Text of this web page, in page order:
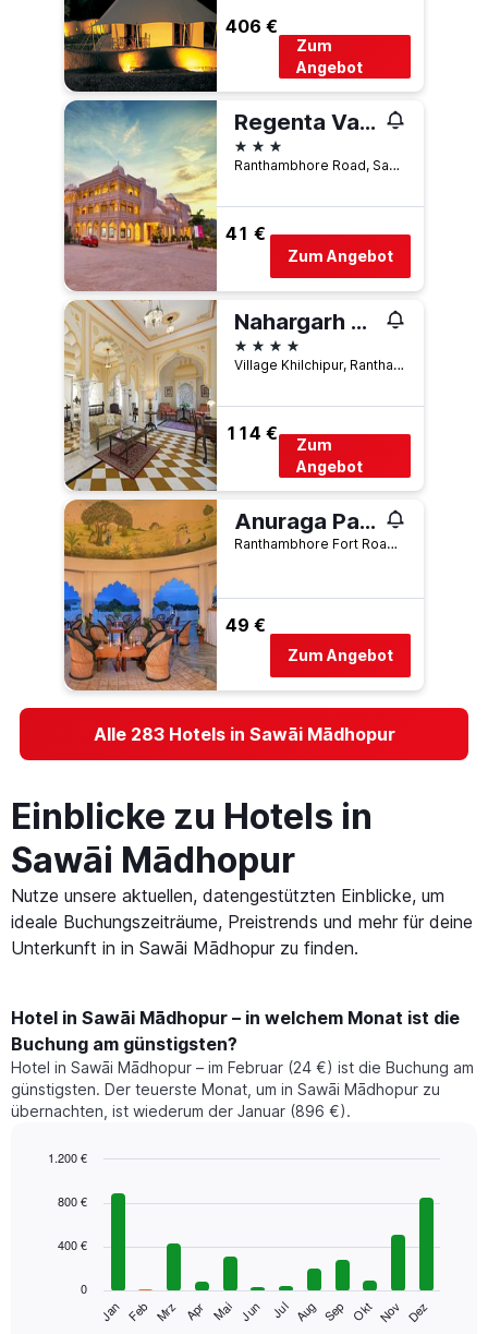
406 €
Zum
Angebot
Regenta Vanya Mahal
3 Sterne
Ranthambhore Road, Sawāi Mādhopur, Indien
41 €
Zum Angebot
Nahargarh Ranthambhore
4 Sterne
Village Khilchipur, Ranthambhore Road, Sawāi Mādhopur, Indien
114 €
Zum
Angebot
Anuraga Palace
Ranthambhore Fort Road, Sawāi Mādhopur, Indien
49 €
Zum Angebot
Alle 283 Hotels in Sawāi Mādhopur
Einblicke zu Hotels in
Sawāi Mādhopur
Nutze unsere aktuellen, datengestützten Einblicke, um
ideale Buchungszeiträume, Preistrends und mehr für deine
Unterkunft in in Sawāi Mādhopur zu finden.
Hotel in Sawāi Mādhopur – in welchem Monat ist die
Buchung am günstigsten?
Hotel in Sawāi Mādhopur – im Februar (24 €) ist die Buchung am
günstigsten. Der teuerste Monat, um in Sawāi Mādhopur zu
übernachten, ist wiederum der Januar (896 €).
chart
bars.
folgende
graphic.
Jan Feb Mrz Apr Mai Jun Jul Aug Sep Okt Nov Dez
0
400 €
800 €
1.200 €